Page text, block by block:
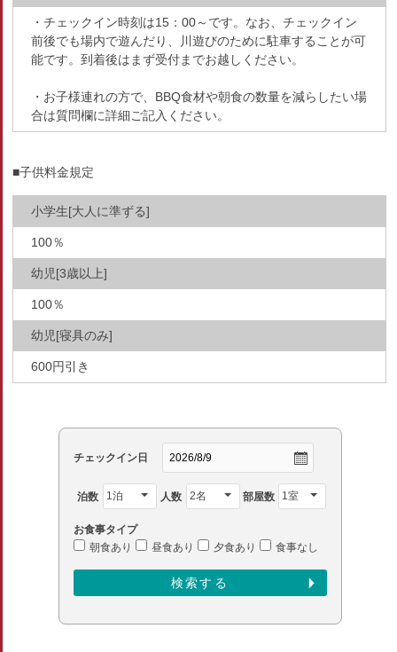
・チェックイン時刻は15：00～です。なお、チェックイン
前後でも場内で遊んだり、川遊びのために駐車することが可
能です。到着後はまず受付までお越しください。
・お子様連れの方で、BBQ食材や朝食の数量を減らしたい場
合は質問欄に詳細ご記入ください。
■子供料金規定
小学生[大人に準ずる]
100％
幼児[3歳以上]
100％
幼児[寝具のみ]
600円引き
チェックイン日
泊数 人数 部屋数
お食事タイプ
朝食あり
昼食あり 夕食あり 食事なし